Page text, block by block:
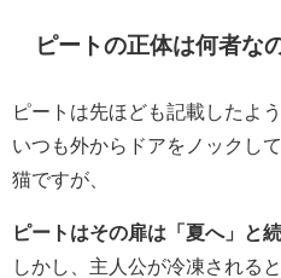
ピートの正体は何者な
ピートは先ほども記載したよう
いつも外からドアをノックし
猫ですが、
ピートはその扉は「夏へ」と
しかし、主人公が冷凍される